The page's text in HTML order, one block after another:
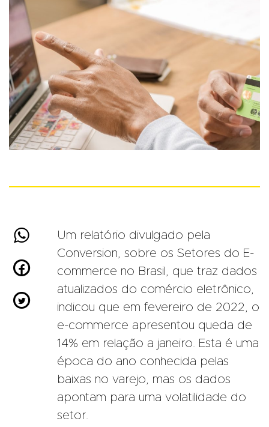



Um relatório divulgado pela
Conversion, sobre os Setores do E-
commerce no Brasil, que traz dados
atualizados do comércio eletrônico,
indicou que em fevereiro de 2022, o
e-commerce apresentou queda de
14% em relação a janeiro. Esta é uma
época do ano conhecida pelas
baixas no varejo, mas os dados
apontam para uma volatilidade do
setor.